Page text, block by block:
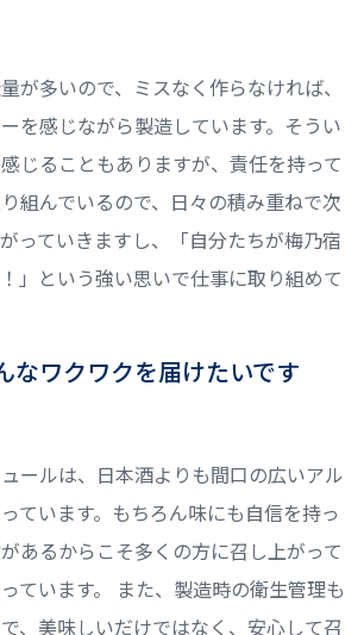
が多いので、ミスなく作らなければ、
を感じながら製造しています。そうい
じることもありますが、責任を持って
組んでいるので、日々の積み重ねで次
っていきますし、「自分たちが梅乃宿
」という強い思いで仕事に取り組めて
なワクワクを届けたいです
ールは、日本酒よりも間口の広いアル
ています。もちろん味にも自信を持っ
あるからこそ多くの方に召し上がって
ています。 また、製造時の衛生管理も
、美味しいだけではなく、安心して召